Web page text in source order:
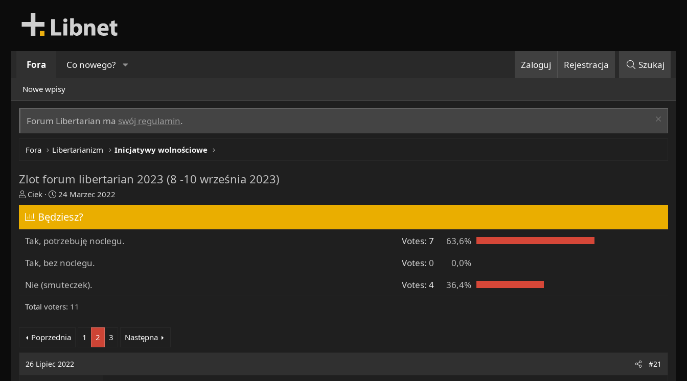
Fora Co nowego? Zaloguj Rejestracja Szukaj
Nowe wpisy
Forum Libertarian ma swój regulamin.
Fora Libertarianizm Inicjatywy wolnościowe
Zlot forum libertarian 2023 (8 -10 września 2023)
T
h
r
a
d
s
t
a
r
e
Ciek
R
o
z
c
ę
y
24 Marzec 2022
Będziesz?
Tak, potrzebuję noclegu. Votes: 7
63,6%
Tak, bez noclegu.
Votes: 0
0,0%
Nie (smuteczek).
Votes: 4 36,4%
Total voters 11
Poprzednia 1 2 3 Następna
26 Lipiec 2022 #21